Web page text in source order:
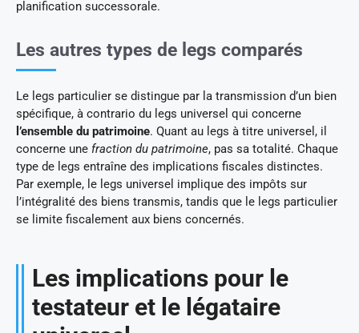
planification successorale.
Les autres types de legs comparés
Le legs particulier se distingue par la transmission d’un bien
spécifique, à contrario du legs universel qui concerne
l’ensemble du patrimoine. Quant au legs à titre universel, il
concerne une fraction du patrimoine, pas sa totalité. Chaque
type de legs entraîne des implications fiscales distinctes.
Par exemple, le legs universel implique des impôts sur
l’intégralité des biens transmis, tandis que le legs particulier
se limite fiscalement aux biens concernés.
Les implications pour le
testateur et le légataire